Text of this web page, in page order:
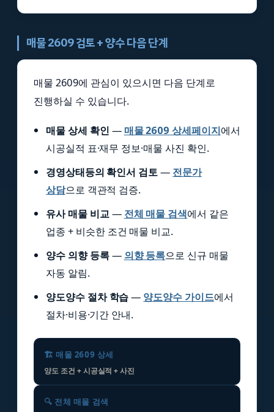
매물 2609 검토 + 양수 다음 단계
매물 2609에 관심이 있으시면 다음 단계로
진행하실 수 있습니다.
매물 상세 확인 — 매물 2609 상세페이지에서
시공실적 표·재무 정보·매물 사진 확인.
경영상태등의 확인서 검토— 전문가
상담으로 객관적 검증.
유사 매물 비교— 전체 매물 검색에서 같은
업종 + 비슷한 조건 매물 비교.
양수 의향 등록— 의향 등록으로 신규 매물
자동 알림.
양도양수 절차 학습— 양도양수 가이드에서
절차·비용·기간 안내.
🏗️ 매물 2609 상세
양도 조건 + 시공실적 + 사진
🔍 전체 매물 검색